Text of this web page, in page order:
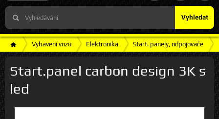
Vyhledat
Vybavení vozu Elektronika Start. panely, odpojovače
Start.panel carbon design 3K s
led